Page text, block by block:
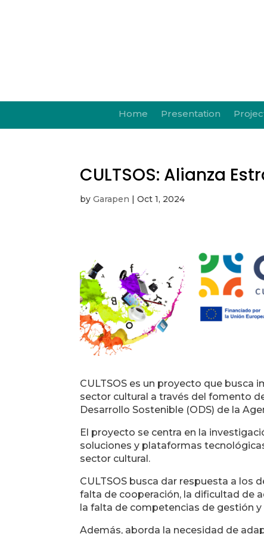
Home Presentation
CULTSOS: Alianza
byGarapen |Oct 1, 2024
CULTSOS es un proyecto que busca
sector cultural a través del fomento
Desarrollo Sostenible (ODS) de la
El proyecto se centra en la
soluciones y plataformas
sector cultural.
CULTSOS busca dar respuesta a los
falta de cooperación, la dificultad de
la falta de competencias de gestión
Además, aborda la necesidad de